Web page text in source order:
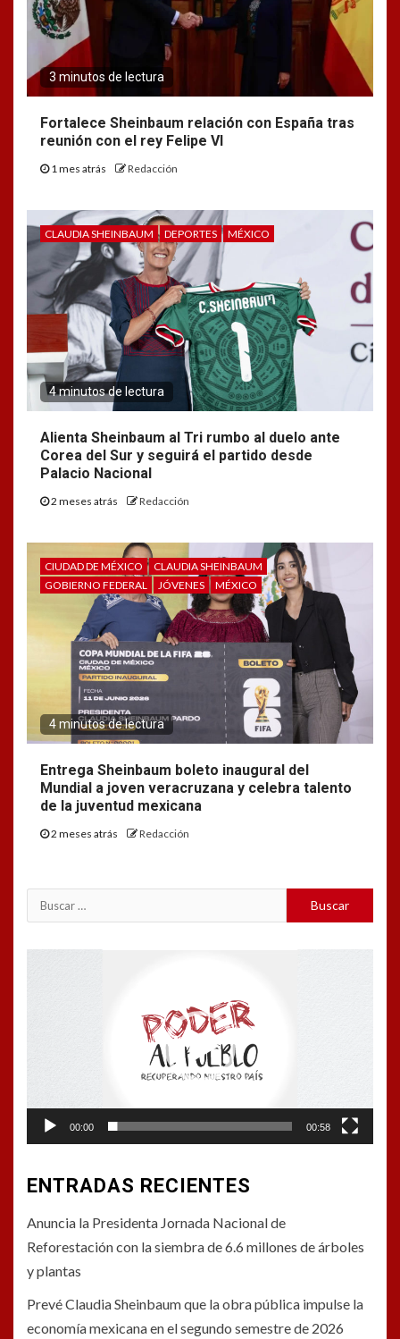
3 minutos de lectura
Fortalece Sheinbaum relación con España tras
reunión con el rey Felipe VI
1 mes atrás Redacción
CLAUDIA SHEINBAUM DEPORTES MÉXICO
4 minutos de lectura
Alienta Sheinbaum al Tri rumbo al duelo ante
Corea del Sur y seguirá el partido desde
Palacio Nacional
2 meses atrás Redacción
CIUDAD DE MÉXICO
CLAUDIA SHEINBAUM
GOBIERNO FEDERAL
JÓVENES MÉXICO
4 minutos de lectura
Entrega Sheinbaum boleto inaugural del
Mundial a joven veracruzana y celebra talento
de la juventud mexicana
2 meses atrás Redacción
Buscar:
00:00 00:58
ENTRADAS RECIENTES
Anuncia la Presidenta Jornada Nacional de
Reforestación con la siembra de 6.6 millones de árboles
y plantas
Prevé Claudia Sheinbaum que la obra pública impulse la
economía mexicana en el segundo semestre de 2026